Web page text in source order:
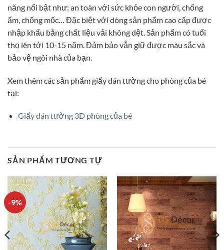
năng nổi bật như: an toàn với sức khỏe con người, chống
ẩm, chống mốc… Đặc biệt với dòng sản phẩm cao cấp được
nhập khẩu bằng chất liệu vải không dệt. Sản phẩm có tuổi
thọ lên tới 10-15 năm. Đảm bảo vẫn giữ được màu sắc và
bảo vệ ngôi nhà của bạn.
Xem thêm các sản phẩm giấy dán tường cho phòng của bé
tại:
Giấy dán tường 3D phòng của bé
SẢN PHẨM TƯƠNG TỰ
-9%